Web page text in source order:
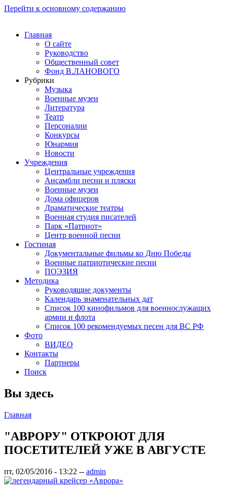
Перейти к основному содержанию
Главная
О сайте
Руководство
Общественный совет
Фонд В.ЛАНОВОГО
Рубрики
Музыка
Военные музеи
Литература
Театр
Персоналии
Конкурсы
Юнармия
Новости
Учреждения
Центральные учреждения
Ансамбли песни и пляски
Военные музеи
Дома офицеров
Драматические театры
Военная студия писателей
Парк «Патриот»
Центр военной песни
Гостиная
Документальные фильмы ко Дню Победы
Военные патриотические песни
ПОЭЗИЯ
Методика
Руководящие документы
Календарь знаменательных дат
Список 100 кинофильмов для военнослужащих
армии и флота
Список 100 рекомендуемых песен для ВС РФ
Фото
ВИДЕО
Контакты
Партнеры
Поиск
Вы здесь
Главная
"АВРОРУ" ОТКРОЮТ ДЛЯ
ПОСЕТИТЕЛЕЙ УЖЕ В АВГУСТЕ
пт, 02/05/2016 - 13:22 -- admin